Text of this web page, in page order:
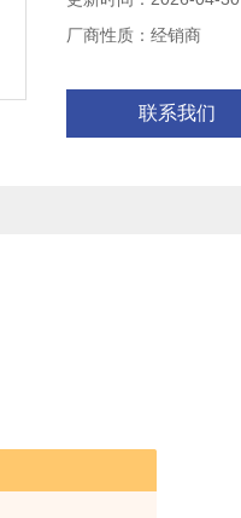
厂商性质：经销商
联系我们